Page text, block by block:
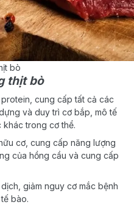
bò
thịt bò
cung cấp tất cả các
và duy trì cơ bắp, mô tế
trong cơ thể.
cơ, cung cấp năng lượng
của hồng cầu và cung cấp
giảm nguy cơ mắc bệnh
bào.